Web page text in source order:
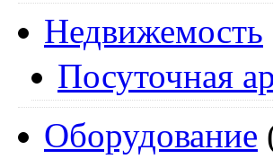
Недвижемость
Посуточная
Оборудование